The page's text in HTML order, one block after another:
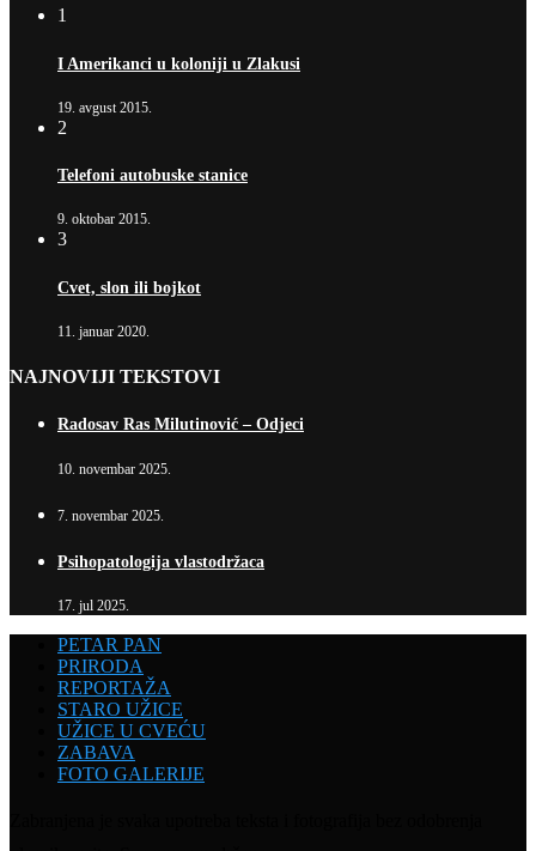
1
I Amerikanci u koloniji u Zlakusi
19. avgust 2015.
2
Telefoni autobuske stanice
9. oktobar 2015.
3
Cvet, slon ili bojkot
11. januar 2020.
NAJNOVIJI TEKSTOVI
Radosav Ras Milutinović – Odjeci
10. novembar 2025.
7. novembar 2025.
Psihopatologija vlastodržaca
17. jul 2025.
PETAR PAN
PRIRODA
REPORTAŽA
STARO UŽICE
UŽICE U CVEĆU
ZABAVA
FOTO GALERIJE